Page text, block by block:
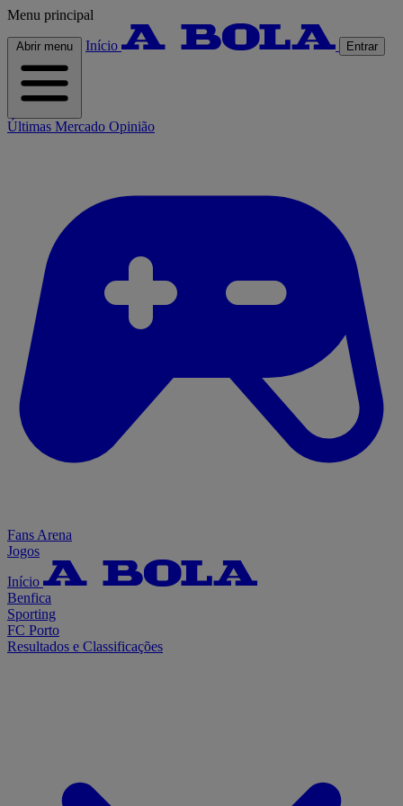
Menu principal
Abrir menu Início Entrar
Últimas Mercado Opinião
Fans Arena
Jogos
Início
Benfica
Sporting
FC Porto
Resultados e Classificações